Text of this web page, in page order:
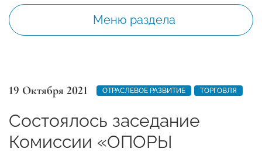
Меню раздела
19 Октября 2021 ОТРАСЛЕВОЕ РАЗВИТИЕ ТОРГОВЛЯ
Состоялось заседание
Комиссии «ОПОРЫ